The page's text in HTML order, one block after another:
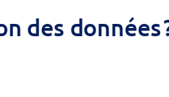
des données